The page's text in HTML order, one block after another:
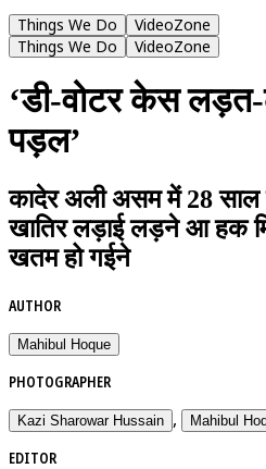
Things We Do
VideoZone
Things We Do
VideoZone
‘डी-वोटर केस
पड़ल’
कादेर अली असम में 28
खातिर लड़ाई लड़ने आ हक
खतम हो गईने
AUTHOR
Mahibul Hoque
PHOTOGRAPHER
Kazi Sharowar Hussain , Mahibul
EDITOR